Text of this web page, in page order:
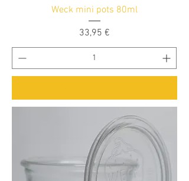
Weck mini pots 80ml
Prix
33,95 €